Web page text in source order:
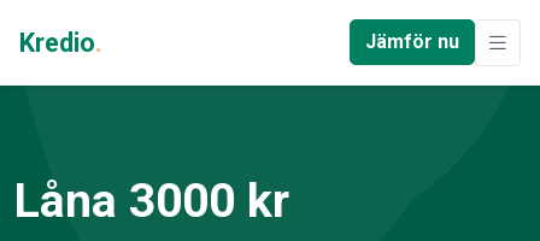
Kredio. Jämför nu
Låna 3000 kr